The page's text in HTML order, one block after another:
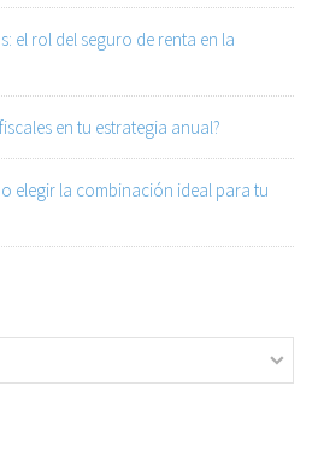
el rol del seguro de renta en la
en tu estrategia anual?
elegir la combinación ideal para tu